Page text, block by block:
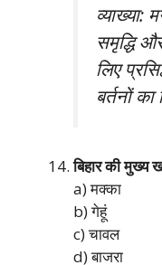
व्याख्या:
समृद्धि
लिए
बर्तनों का
बिहार की मुख्य
a) मक्का
b) गेहूं
c) चावल
d) बाजरा